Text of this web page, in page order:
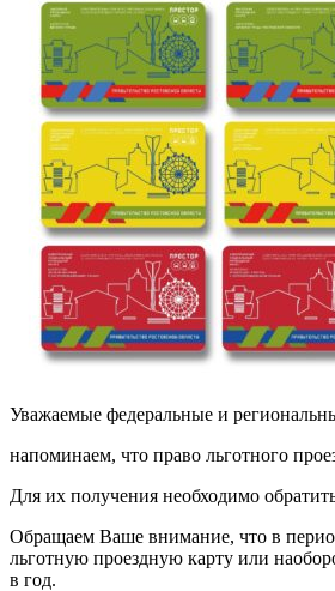
Уважаемые федеральные и
напоминаем, что право льготного
Для их получения необходимо
Обращаем Ваше внимание, что в
льготную проездную карту или
в год.